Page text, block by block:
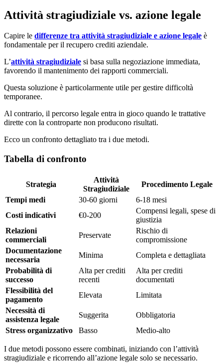
Attività stragiudiziale vs. azione legale
Capire le differenze tra attività stragiudiziale e azione legale è
fondamentale per il recupero crediti aziendale.
L’attività stragiudiziale si basa sulla negoziazione immediata,
favorendo il mantenimento dei rapporti commerciali.
Questa soluzione è particolarmente utile per gestire difficoltà
temporanee.
Al contrario, il percorso legale entra in gioco quando le trattative
dirette con la controparte non producono risultati.
Ecco un confronto dettagliato tra i due metodi.
Tabella di confronto
Strategia
Attività
Stragiudiziale
Procedimento Legale
Tempi medi
30-60 giorni
6-18 mesi
Costi indicativi
€0-200
Compensi legali, spese di
giustizia
Relazioni
commerciali
Preservate
Rischio di
compromissione
Documentazione
necessaria
Minima
Completa e dettagliata
Probabilità di
successo
Alta per crediti
recenti
Alta per crediti
documentati
Flessibilità del
pagamento
Elevata
Limitata
Necessità di
assistenza legale
Suggerita
Obbligatoria
Stress organizzativo
Basso Medio-alto
I due metodi possono essere combinati, iniziando con l’attività
stragiudiziale e ricorrendo all’azione legale solo se necessario.